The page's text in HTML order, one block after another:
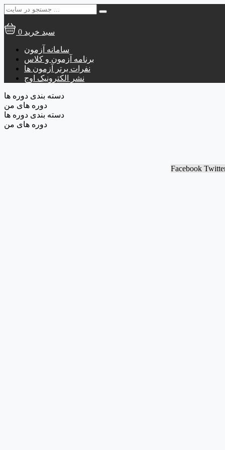
جستجو
سبد خرید 0
سامانه آزمون
برنامه آزمون و کلاس
نفرات برتر آزمون ها
نشر الکترونیک اوج
دسته بندی دوره ها
دوره های من
دسته بندی دوره ها
دوره های من
Facebook